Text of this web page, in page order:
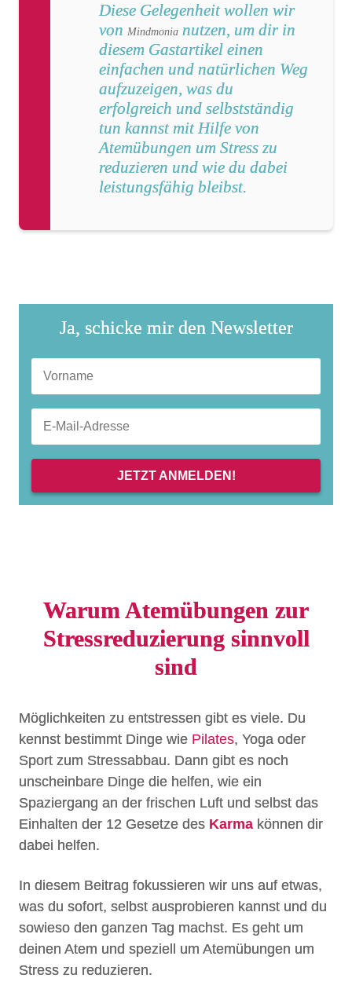
Diese Gelegenheit wollen wir
von Mindmonia nutzen, um dir in
diesem Gastartikel einen
einfachen und natürlichen Weg
aufzuzeigen, was du
erfolgreich und selbstständig
tun kannst mit Hilfe von
Atemübungen um Stress zu
reduzieren und wie du dabei
leistungsfähig bleibst.
Ja, schicke mir den Newsletter
JETZT ANMELDEN!
Warum Atemübungen zur
Stressreduzierung sinnvoll
sind
Möglichkeiten zu entstressen gibt es viele. Du
kennst bestimmt Dinge wie Pilates, Yoga oder
Sport zum Stressabbau. Dann gibt es noch
unscheinbare Dinge die helfen, wie ein
Spaziergang an der frischen Luft und selbst das
Einhalten der 12 Gesetze des Karma können dir
dabei helfen.
In diesem Beitrag fokussieren wir uns auf etwas,
was du sofort, selbst ausprobieren kannst und du
sowieso den ganzen Tag machst. Es geht um
deinen Atem und speziell um Atemübungen um
Stress zu reduzieren.